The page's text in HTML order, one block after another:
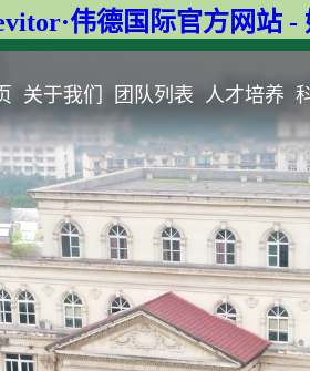
伟德国际官方网站 -
关于我们 团队列表 人才培养